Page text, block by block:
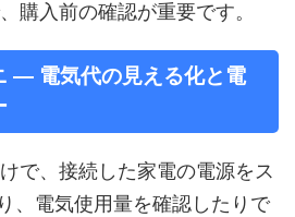
購入前の確認が重要です。
— 電気代の見える化と電
で、接続した家電の電源をス
、電気使用量を確認したりで